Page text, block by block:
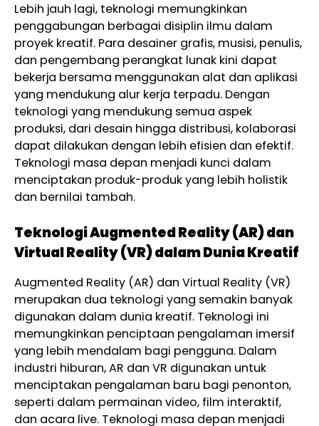
Lebih jauh lagi, teknologi memungkinkan
penggabungan berbagai disiplin ilmu dalam
proyek kreatif. Para desainer grafis, musisi, penulis,
dan pengembang perangkat lunak kini dapat
bekerja bersama menggunakan alat dan aplikasi
yang mendukung alur kerja terpadu. Dengan
teknologi yang mendukung semua aspek
produksi, dari desain hingga distribusi, kolaborasi
dapat dilakukan dengan lebih efisien dan efektif.
Teknologi masa depan menjadi kunci dalam
menciptakan produk-produk yang lebih holistik
dan bernilai tambah.
Teknologi Augmented Reality (AR) dan
Virtual Reality (VR) dalam Dunia Kreatif
Augmented Reality (AR) dan Virtual Reality (VR)
merupakan dua teknologi yang semakin banyak
digunakan dalam dunia kreatif. Teknologi ini
memungkinkan penciptaan pengalaman imersif
yang lebih mendalam bagi pengguna. Dalam
industri hiburan, AR dan VR digunakan untuk
menciptakan pengalaman baru bagi penonton,
seperti dalam permainan video, film interaktif,
dan acara live. Teknologi masa depan menjadi